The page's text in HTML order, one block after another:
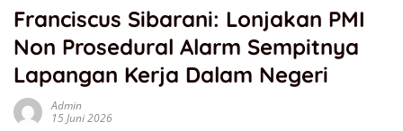
Franciscus Sibarani: Lonjakan PMI
Non Prosedural Alarm Sempitnya
Lapangan Kerja Dalam Negeri
Admin
15 Juni 2026